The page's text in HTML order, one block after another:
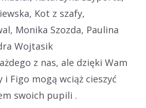
Kot z szafy,
Monika Szozda, Paulina
Wojtasik
z nas, ale dzięki Wam
i Figo mogą wciąż cieszyć
swoich pupili .